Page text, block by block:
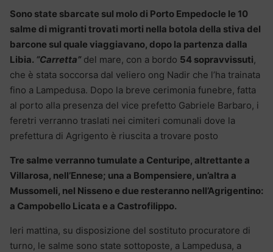
Sono state sbarcate sul molo di Porto Empedocle le 10
salme di migranti trovati morti nella botola della stiva del
barcone sul quale viaggiavano, dopo la partenza dalla
Libia. “Carretta”del mare, con a bordo 54 sopravvissuti,
che è stata soccorsa dal veliero ong Nadir che l’ha trainata
fino a Lampedusa. Dopo la breve cerimonia funebre, fatta
al porto alla presenza del vice prefetto Gabriele Barbaro, i
feretri verranno traslati nei cimiteri comunali dove la
prefettura di Agrigento è riuscita a trovare posto
Tre salme verranno tumulate a Centuripe, altrettante a
Villarosa, nell’Ennese; una a Bompensiere, un’altra a
Mussomeli, nel Nisseno e due resteranno nell’Agrigentino:
a Campobello Licata e a Castrofilippo.
Ieri mattina, su disposizione del sostituto procuratore di
turno, le salme sono state sottoposte, a Lampedusa, a